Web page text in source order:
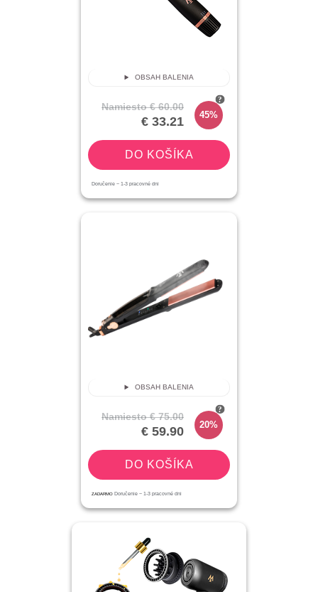
OBSAH BALENIA
Namiesto € 60.00
€ 33.21 45%
DO KOŠÍKA
Doručenie ~ 1-3 pracovné dni
OBSAH BALENIA
Namiesto € 75.00
€ 59.90 20%
DO KOŠÍKA
ZADARMO Doručenie ~ 1-3 pracovné dni